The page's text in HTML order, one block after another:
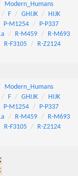
Modern_Humans
F GHIJK
HIJK
P-M1254
P-P337
R-M459
R-M693
R-F3105
R-Z2124
Modern_Humans
F GHIJK
HIJK
P-M1254
P-P337
R-M459
R-M693
R-F3105
R-Z2124